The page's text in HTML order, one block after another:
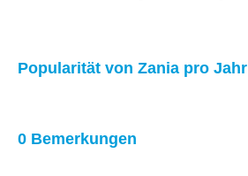
Popularität von Zania pro Jahr
0 Bemerkungen